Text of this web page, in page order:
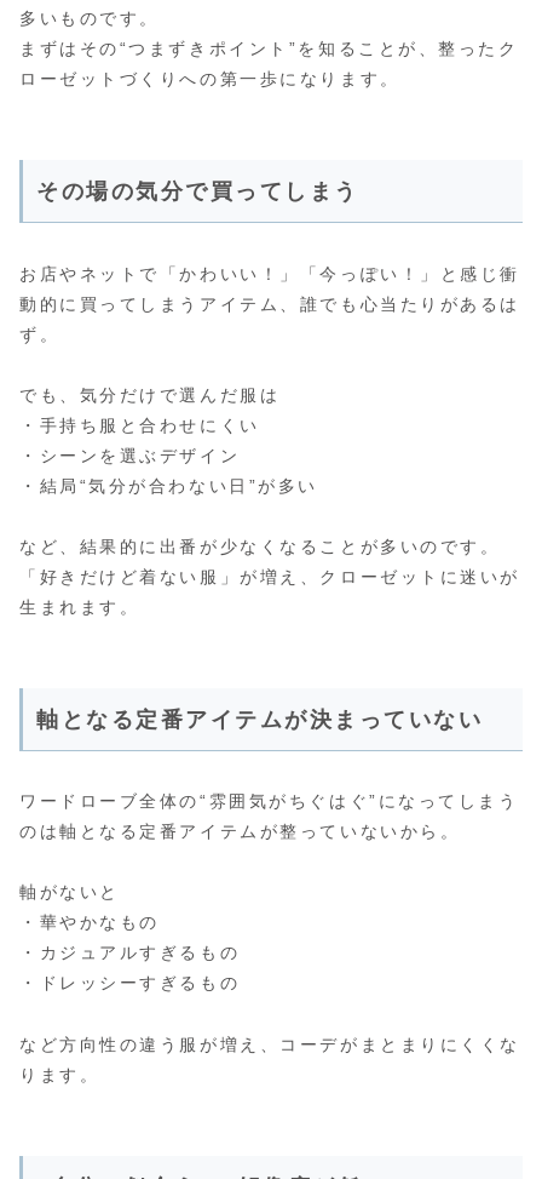
多いものです。
まずはその“つまずきポイント”を知ることが、整ったク
ローゼットづくりへの第一歩になります。
その場の気分で買ってしまう
お店やネットで「かわいい！」「今っぽい！」と感じ衝
動的に買ってしまうアイテム、誰でも心当たりがあるは
ず。
でも、気分だけで選んだ服は
・手持ち服と合わせにくい
・シーンを選ぶデザイン
・結局“気分が合わない日”が多い
など、結果的に出番が少なくなることが多いのです。
「好きだけど着ない服」が増え、クローゼットに迷いが
生まれます。
軸となる定番アイテムが決まっていない
ワードローブ全体の“雰囲気がちぐはぐ”になってしまう
のは軸となる定番アイテムが整っていないから。
軸がないと
・華やかなもの
・カジュアルすぎるもの
・ドレッシーすぎるもの
など方向性の違う服が増え、コーデがまとまりにくくな
ります。